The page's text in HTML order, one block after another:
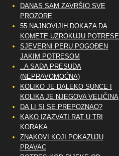
DANAS SAM ZAVRŠIO SVE
PROZORE
55 NAJNOVIJIH DOKAZA DA
KOMETE UZROKUJU POTRESE
SJEVERNI PERU POGOĐEN
JAKIM POTRESOM
..A SADA PRESUDA
(NEPRAVOMOĆNA)
KOLIKO JE DALEKO SUNCE I
KOLIKA JE NJEGOVA VELIČINA
DA LI SI SE PREPOZNAO?
KAKO IZAZVATI RAT U TRI
KORAKA
ZNAKOVI KOJI POKAZUJU
PRAVAC